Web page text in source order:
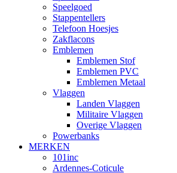
Speelgoed
Stappentellers
Telefoon Hoesjes
Zakflacons
Emblemen
Emblemen Stof
Emblemen PVC
Emblemen Metaal
Vlaggen
Landen Vlaggen
Militaire Vlaggen
Overige Vlaggen
Powerbanks
MERKEN
101inc
Ardennes-Coticule